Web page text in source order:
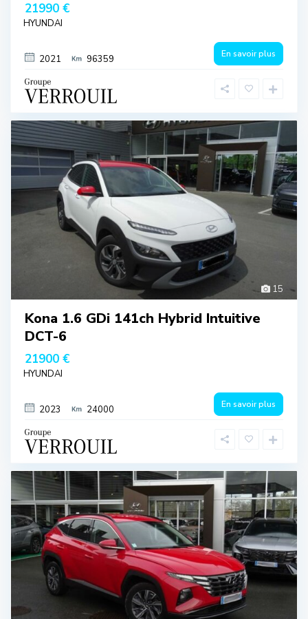
21990 €
HYUNDAI
2021 96359 En savoir plus
15
Kona 1.6 GDi 141ch Hybrid Intuitive
DCT-6
21900 €
HYUNDAI
2023 24000 En savoir plus